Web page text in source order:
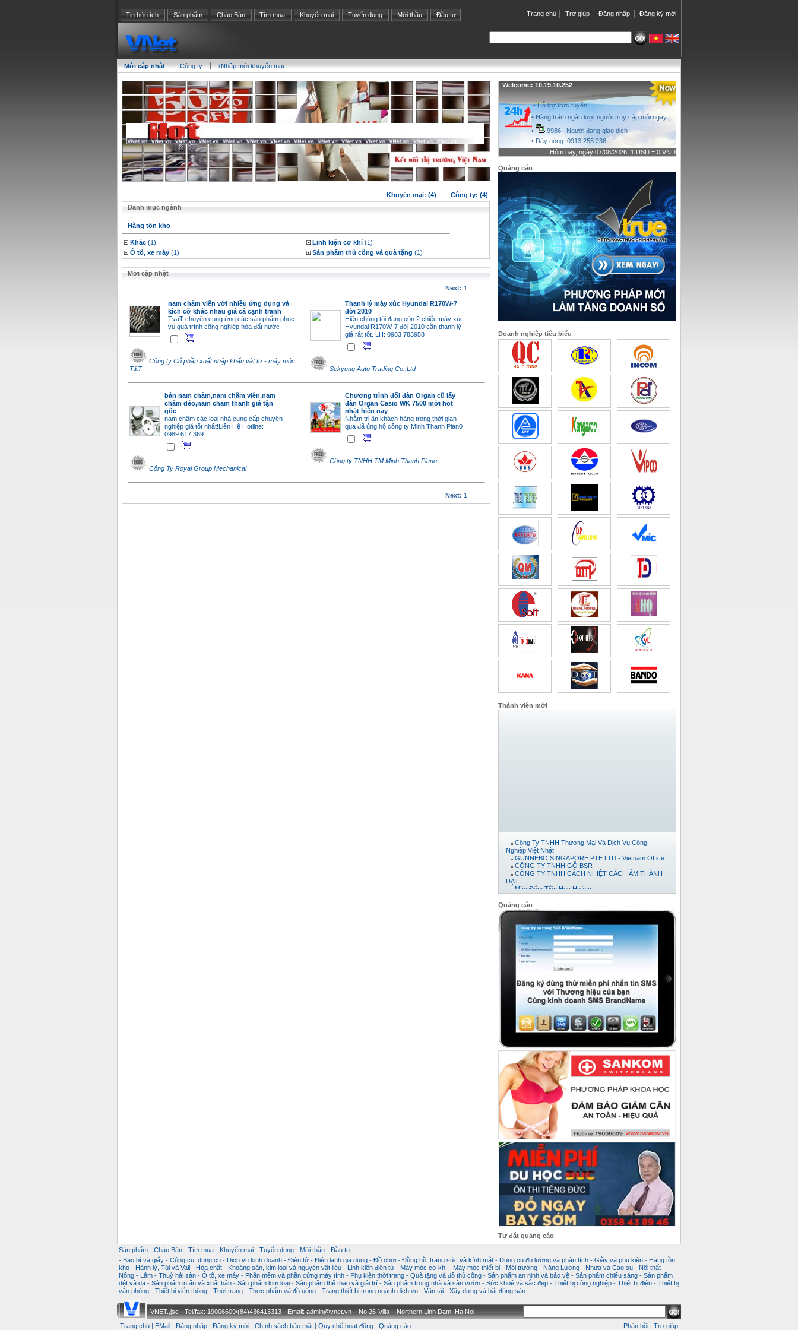
Trang chủ Trợ giúp Đăng nhập Đăng ký mới
Tin hữu ích Sản phẩm Chào Bán Tìm mua Khuyến mại Tuyển dụng Mời thầu Đầu tư
Mới cập nhật Công ty +Nhập mới khuyến mại
Khuyến mại: (4)
Công ty: (4)
Danh mục ngành
Hàng tồn kho
Khác (1) Linh kiện cơ khí (1)
Ô tô, xe máy (1) Sản phẩm thủ công và quà tặng (1)
Mới cập nhật
Next: 1
nam châm viên với nhiều ứng dụng và
kích cỡ khác nhau giá cả cạnh tranh
TvàT chuyên cung ứng các sản phẩm phục
vụ quá trình công nghiệp hóa đất nước
Công ty Cổ phần xuất nhập khẩu vật tư - máy móc
T&T
Thanh lý máy xúc Hyundai R170W-7
đời 2010
Hiện chúng tôi đang còn 2 chiếc máy xúc
Hyundai R170W-7 đời 2010 cần thanh lý
giá rất tốt. LH: 0983 783958
Sekyung Auto Trading Co.,Ltd
bán nam châm,nam châm viên,nam
châm dẻo,nam cham thanh giá tận
gốc
nam châm các loại nhà cung cấp chuyên
nghiệp giá tốt nhất!Liên Hệ Hotline:
0989.617.369
Công Ty Royal Group Mechanical
Chương trình đổi đàn Organ cũ lấy
đàn Organ Casio WK 7500 mới hot
nhất hiện nay
Nhằm tri ân khách hàng trong thời gian
qua đã ủng hộ công ty Minh Thanh Pian0
Công ty TNHH TM Minh Thanh Piano
Next: 1
Welcome: 10.19.10.252
• Hỗ trợ trực tuyến
• Hàng trăm ngàn lượt người truy cập mỗi ngày
•
9986 Người đang giao dịch
• Dây nóng: 0913.255.236
Hôm nay, ngày 07/08/2026, 1 USD = 0 VND
Quảng cáo
Doanh nghiệp tiêu biểu
Thành viên mới
Công Ty TNHH Thương Mại Và Dịch Vụ Công
Nghiệp Việt Nhật
GUNNEBO SINGAPORE PTE.LTD - Vietnam Office
CÔNG TY TNHH GỖ BSR
CÔNG TY TNHH CÁCH NHIỆT CÁCH ÂM THÀNH
ĐẠT
Máy Đếm Tiền Huy Hoàng
Công ty cổ phần thương mại và phát triển thép Việt
CTY TNHH TM-DV XUẤT NHẬP KHẨU TRÍ VIỆT.
CÔNG TY TNHH KỸ THUẬT TỰ ĐỘNG HƯNG
CÔNG TY TNHH NỘI THẤT ĐỒNG GIA PHÁT
Công ty TNHH Xuất Nhập Khẩu TH Tân Viễn Đông
Công Ty TNHH Pusico Việt Nam
Công Ty Cổ Phần Công Nghệ Intersys Toàn Cầu
công ty tnhh thương mai dịch vụ kỷ thuật thái anh tài
CÔNG TY TNHH XNK TMDV NGÔI SAO VIỆT
Công Ty TNHH Khoa Học Xanh
Công ty TNHH XNK Quỳnh Thiên Phát
Công ty Cổ phần Kỹ thuật Ý Tưởng
Công Ty TNHH Phát Triển Dự Án Song Nam
CÔNG TY CỔ PHẦN BÊ TÔNG NHẸ ĐÀ NẴNG
Công ty Cổ Phần Bình Vinh
Quảng cáo
Tự đặt quảng cáo
Sản phẩm - Chào Bán - Tìm mua - Khuyến mại - Tuyển dụng - Mời thầu - Đầu tư
- Bao bì và giấy - Công cụ, dụng cụ - Dịch vụ kinh doanh - Điện tử - Điện lạnh gia dụng - Đồ chơi - Đồng hồ, trang sức và kính mắt - Dụng cụ đo lường và phân tích - Giầy và phụ kiện - Hàng tồn
kho - Hành lý, Túi và Vali - Hóa chất - Khoáng sản, kim loại và nguyên vật liệu - Linh kiện điện tử - Máy móc cơ khí - Máy móc thiết bị - Môi trường - Năng Lượng - Nhựa và Cao su - Nội thất -
Nông - Lâm - Thuỷ hải sản - Ô tô, xe máy - Phần mềm và phần cứng máy tính - Phụ kiện thời trang - Quà tặng và đồ thủ công - Sản phẩm an ninh và bảo vệ - Sản phẩm chiếu sáng - Sản phẩm
dệt và da - Sản phẩm in ấn và xuất bản - Sản phẩm kim loại - Sản phẩm thể thao và giải trí - Sản phẩm trong nhà và sân vườn - Sức khoẻ và sắc đẹp - Thiết bị công nghiệp - Thiết bị điện - Thiết bị
văn phòng - Thiết bị viễn thông - Thời trang - Thực phẩm và đồ uống - Trang thiết bị trong ngành dịch vụ - Vận tải - Xây dựng và bất động sản
VNET.,jsc - Tel/fax: 19006609/(84)436413313 - Email: admin@vnet.vn – No.26-Villa I, Northern Linh Dam, Ha Noi
Trang chủ
EMail Đăng nhập Đăng ký mới Chính sách bảo mật Quy chế hoạt động Quảng cáo Phản hồi Trợ giúp